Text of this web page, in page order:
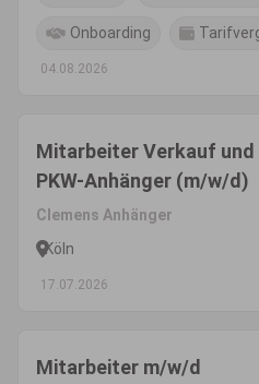
Onboarding
04.08.2026
Mitarbeiter Verkauf und
PKW-Anhänger (m/w/d)
Clemens Anhänger
Köln
17.07.2026
Mitarbeiter m/w/d